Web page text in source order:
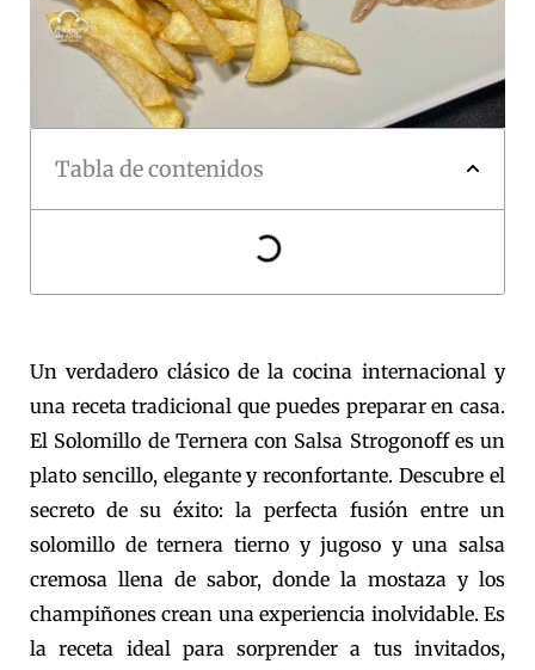
Tabla de contenidos
Un verdadero clásico de la cocina internacional y
una receta tradicional que puedes preparar en casa.
El Solomillo de Ternera con Salsa Strogonoff es un
plato sencillo, elegante y reconfortante. Descubre el
secreto de su éxito: la perfecta fusión entre un
solomillo de ternera tierno y jugoso y una salsa
cremosa llena de sabor, donde la mostaza y los
champiñones crean una experiencia inolvidable. Es
la receta ideal para sorprender a tus invitados,